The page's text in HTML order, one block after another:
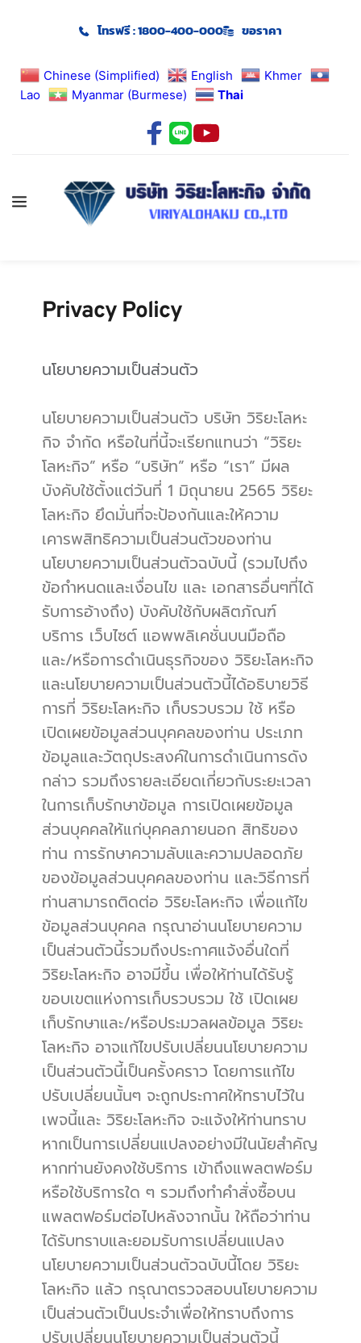
Chinese (Simplified) English
Khmer
Lao
Myanmar (Burmese) Thai
โทรฟรี : 1800-400-000 ขอราคา
Privacy Policy
นโยบายความเป็นส่วนตัว
นโยบายความเป็นส่วนตัว บริษัท วิริยะโลหะ
กิจ จำกัด หรือในที่นี้จะเรียกแทนว่า “วิริยะ
โลหะกิจ” หรือ “บริษัท” หรือ “เรา” มีผล
บังคับใช้ตั้งแต่วันที่ 1 มิถุนายน 2565 วิริยะ
โลหะกิจ ยึดมั่นที่จะป้องกันและให้ความ
เคารพสิทธิความเป็นส่วนตัวของท่าน
นโยบายความเป็นส่วนตัวฉบับนี้ (รวมไปถึง
ข้อกำหนดและเงื่อนไข และ เอกสารอื่นๆที่ได้
รับการอ้างถึง) บังคับใช้กับผลิตภัณฑ์
บริการ เว็บไซต์ แอพพลิเคชั่นบนมือถือ
และ/หรือการดำเนินธุรกิจของ วิริยะโลหะกิจ
และนโยบายความเป็นส่วนตัวนี้ได้อธิบายวิธี
การที่ วิริยะโลหะกิจ เก็บรวบรวม ใช้ หรือ
เปิดเผยข้อมูลส่วนบุคคลของท่าน ประเภท
ข้อมูลและวัตถุประสงค์ในการดำเนินการดัง
กล่าว รวมถึงรายละเอียดเกี่ยวกับระยะเวลา
ในการเก็บรักษาข้อมูล การเปิดเผยข้อมูล
ส่วนบุคคลให้แก่บุคคลภายนอก สิทธิของ
ท่าน การรักษาความลับและความปลอดภัย
ของข้อมูลส่วนบุคคลของท่าน และวิธีการที่
ท่านสามารถติดต่อ วิริยะโลหะกิจ เพื่อแก้ไข
ข้อมูลส่วนบุคคล กรุณาอ่านนโยบายความ
เป็นส่วนตัวนี้รวมถึงประกาศแจ้งอื่นใดที่
วิริยะโลหะกิจ อาจมีขึ้น เพื่อให้ท่านได้รับรู้
ขอบเขตแห่งการเก็บรวบรวม ใช้ เปิดเผย
เก็บรักษาและ/หรือประมวลผลข้อมูล วิริยะ
โลหะกิจ อาจแก้ไขปรับเปลี่ยนนโยบายความ
เป็นส่วนตัวนี้เป็นครั้งคราว โดยการแก้ไข
ปรับเปลี่ยนนั้นๆ จะถูกประกาศให้ทราบไว้ใน
เพจนี้และ วิริยะโลหะกิจ จะแจ้งให้ท่านทราบ
หากเป็นการเปลี่ยนแปลงอย่างมีในนัยสำคัญ
หากท่านยังคงใช้บริการ เข้าถึงแพลตฟอร์ม
หรือใช้บริการใด ๆ รวมถึงทำคำสั่งซื้อบน
แพลตฟอร์มต่อไปหลังจากนั้น ให้ถือว่าท่าน
ได้รับทราบและยอมรับการเปลี่ยนแปลง
นโยบายความเป็นส่วนตัวฉบับนี้โดย วิริยะ
โลหะกิจ แล้ว กรุณาตรวจสอบนโยบายความ
เป็นส่วนตัวเป็นประจำเพื่อให้ทราบถึงการ
ปรับเปลี่ยนนโยบายความเป็นส่วนตัวนี้